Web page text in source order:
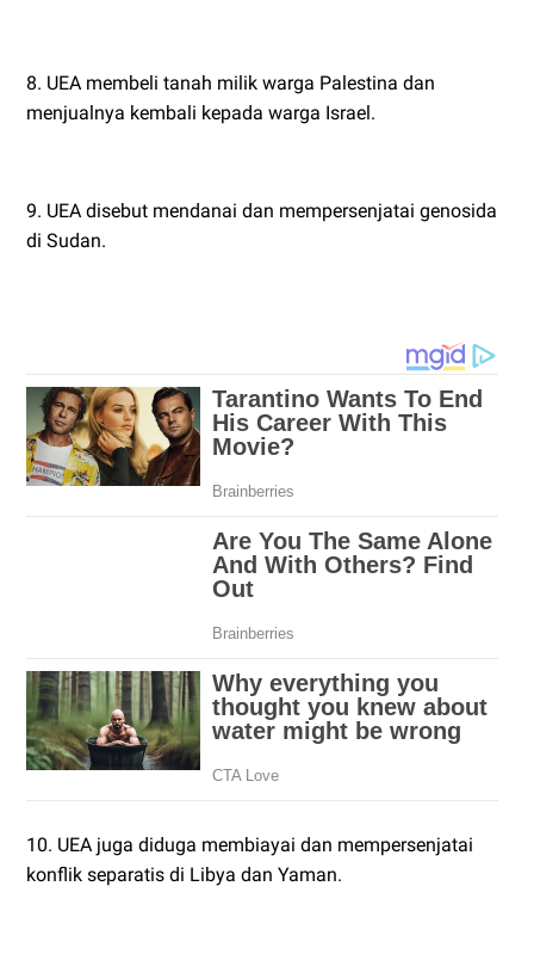
8. UEA membeli tanah milik warga Palestina dan
menjualnya kembali kepada warga Israel.
9. UEA disebut mendanai dan mempersenjatai genosida
di Sudan.
10. UEA juga diduga membiayai dan mempersenjatai
konflik separatis di Libya dan Yaman.